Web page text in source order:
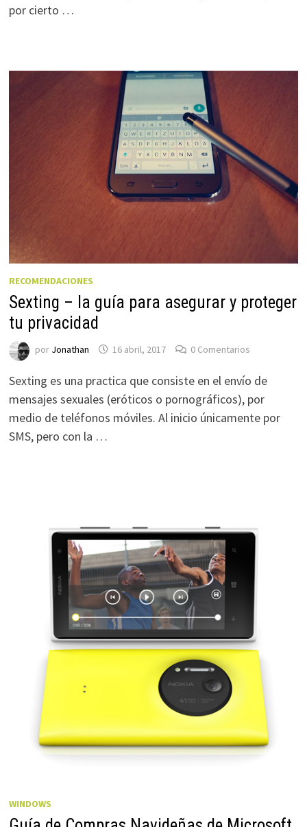
por cierto …
RECOMENDACIONES
Sexting – la guía para asegurar y proteger
tu privacidad
por Jonathan 16 abril, 2017 0 Comentarios
Sexting es una practica que consiste en el envío de
mensajes sexuales (eróticos o pornográficos), por
medio de teléfonos móviles. Al inicio únicamente por
SMS, pero con la …
WINDOWS